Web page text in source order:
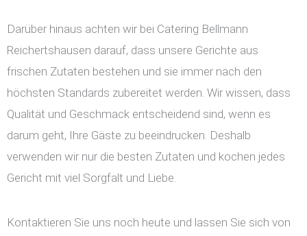
Darüber hinaus achten wir bei Catering Bellmann
Reichertshausen darauf, dass unsere Gerichte aus
frischen Zutaten bestehen und sie immer nach den
höchsten Standards zubereitet werden. Wir wissen, dass
Qualität und Geschmack entscheidend sind, wenn es
darum geht, Ihre Gäste zu beeindrucken. Deshalb
verwenden wir nur die besten Zutaten und kochen jedes
Gericht mit viel Sorgfalt und Liebe.
Kontaktieren Sie uns noch heute und lassen Sie sich von